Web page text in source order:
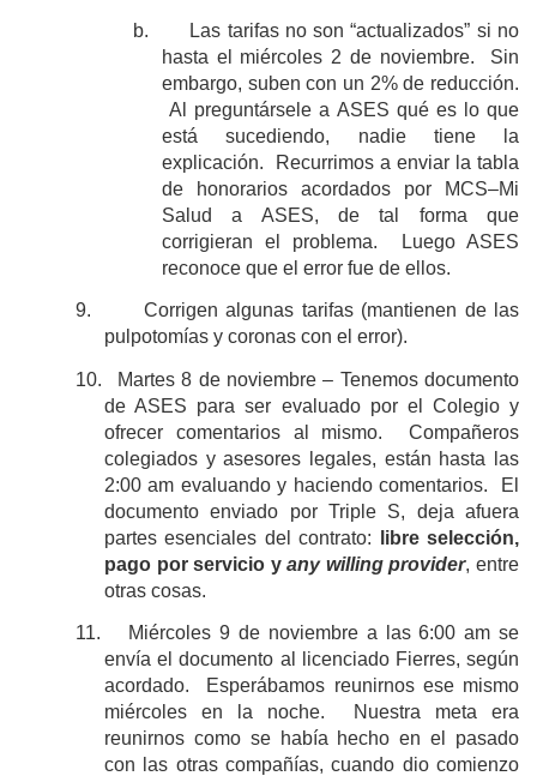
b.
Las tarifas no son “actualizados” si no
hasta el miércoles 2 de noviembre. Sin
embargo, suben con un 2% de reducción.
Al preguntársele a ASES qué es lo que
está sucediendo, nadie tiene la
explicación. Recurrimos a enviar la tabla
de honorarios acordados por MCS–Mi
Salud a ASES, de tal forma que
corrigieran el problema. Luego ASES
reconoce que el error fue de ellos.
9.
Corrigen algunas tarifas (mantienen de las
pulpotomías y coronas con el error).
10.
Martes 8 de noviembre ‒ Tenemos documento
de ASES para ser evaluado por el Colegio y
ofrecer comentarios al mismo. Compañeros
colegiados y asesores legales, están hasta las
2:00 am evaluando y haciendo comentarios. El
documento enviado por Triple S, deja afuera
partes esenciales del contrato:
libre selección,
pago por servicio yany willing provider, entre
otras cosas.
11.
Miércoles 9 de noviembre a las 6:00 am se
envía el documento al licenciado Fierres, según
acordado. Esperábamos reunirnos ese mismo
miércoles en la noche. Nuestra meta era
reunirnos como se había hecho en el pasado
con las otras compañías, cuando dio comienzo